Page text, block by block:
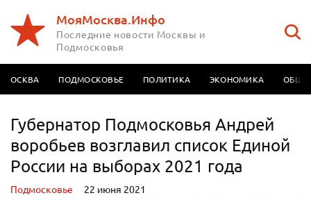
МояМосква.Инфо
Последние новости Москвы и
Подмосковья
МОСКВА ПОДМОСКОВЬЕ ПОЛИТИКА ЭКОНОМИКА
Губернатор Подмосковья Андрей
воробьев возглавил список Единой
России на выборах 2021 года
Подмосковье 22 июня 2021